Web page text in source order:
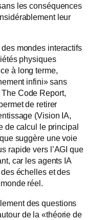
les conséquences
leur
mondes interactifs
physiques
à long terme,
infini» sans
Code Report,
de retirer
(Vision IA,
de calcul le principal
suggère une voie
rapide vers l’AGI que
car les agents IA
échelles et des
réel.
des questions
de la «théorie de